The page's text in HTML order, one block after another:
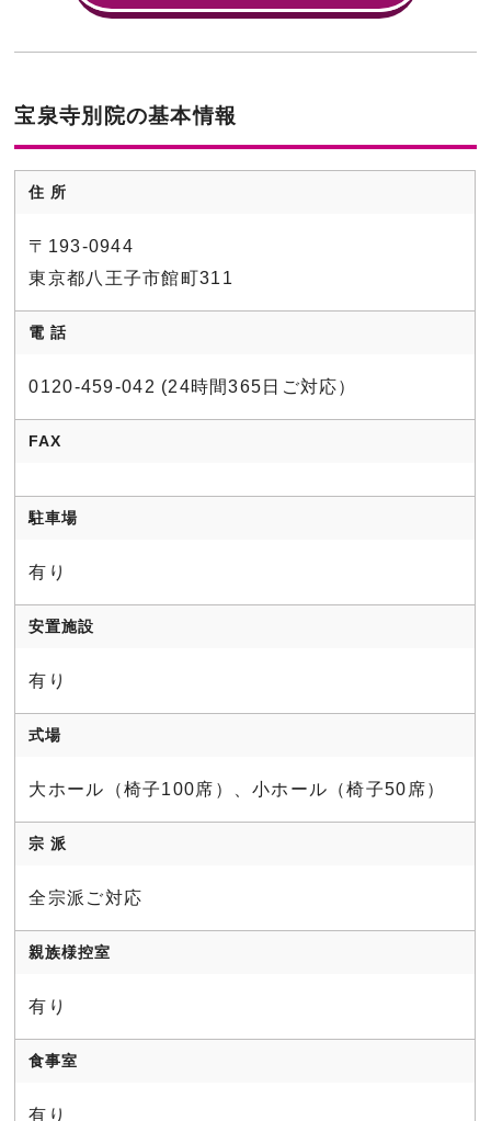
宝泉寺別院の基本情報
住 所
〒193-0944
東京都八王子市館町311
電 話
0120-459-042 (24時間365日ご対応）
FAX
駐車場
有り
安置施設
有り
式場
大ホール（椅子100席）、小ホール（椅子50席）
宗 派
全宗派ご対応
親族様控室
有り
食事室
有り